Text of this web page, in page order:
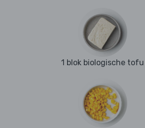
1 blok biologische tofu